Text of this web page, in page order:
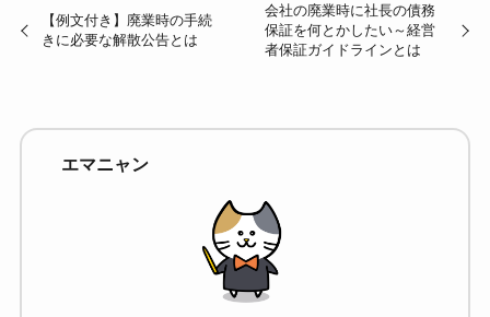
【例文付き】廃業時の手続
きに必要な解散公告とは
会社の廃業時に社長の債務
保証を何とかしたい～経営
者保証ガイドラインとは
エマニャン